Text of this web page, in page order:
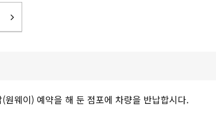
웨이) 예약을 해 둔 점포에 차량을 반납합시다.